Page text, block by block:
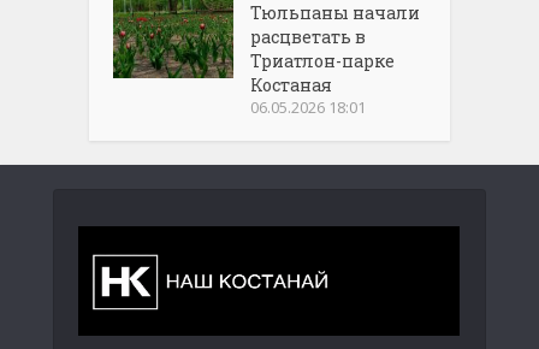
Тюльпаны начали
расцветать в
Триатлон-парке
Костаная
06.05.2026 18:01